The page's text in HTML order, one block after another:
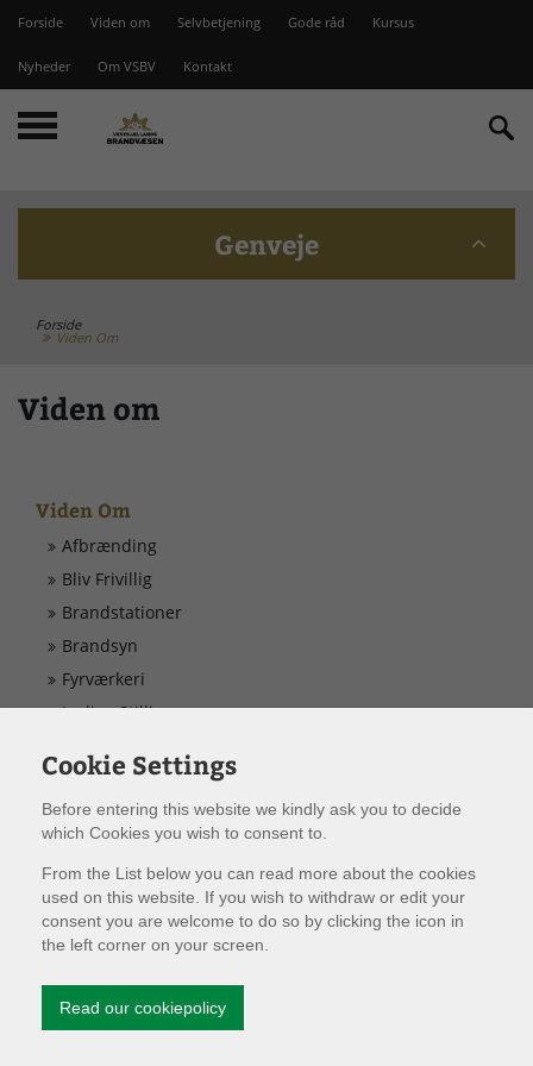
Forside Viden om Selvbetjening Gode råd Kursus
Nyheder Om VSBV Kontakt
Genveje
Beredskabskommission
Bomme på Vesterlyng
Døgnrapport
EAN nummer
Fyrværkeri
Kontakt
Kurser
Ledige Stillinger
Tilslutning af alarmer
Forside
Viden Om
Viden om
Viden Om
Afbrænding
Bliv Frivillig
Brandstationer
Brandsyn
Fyrværkeri
Ledige Stillinger
Pladsfordelingsplaner
Risikobaseret Dimensionering
Sirene Varsling
Vestsjællands Brandvæsen
Genveje
Cookie Settings
Before entering this website we kindly ask you to decide
which Cookies you wish to consent to.
From the List below you can read more about the cookies
used on this website. If you wish to withdraw or edit your
consent you are welcome to do so by clicking the icon in
the left corner on your screen.
Read our cookiepolicy